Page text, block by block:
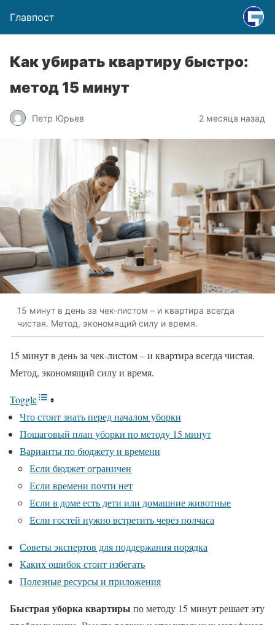
Главпост
Как убирать квартиру быстро:
метод 15 минут
Петр Юрьев 2 месяца назад
15 минут в день за чек-листом – и квартира всегда
чистая. Метод, экономящий силу и время.
15 минут в день за чек-листом – и квартира всегда чистая.
Метод, экономящий силу и время.
Toggle
Что стоит знать перед началом уборки
Пошаговый план уборки по методу 15 минут
Варианты по бюджету и времени
Если бюджет ограничен
Если времени почти нет
Если в доме есть дети или домашние животные
Если гостей нужно встретить через полчаса
Советы экспертов для поддержания порядка
Каких ошибок стоит избегать
Полезные ресурсы и приложения
Быстрая уборка квартиры по методу 15 минут решает эту